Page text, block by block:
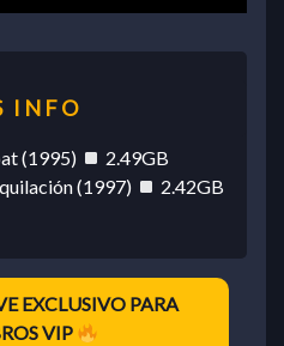
(1995)
2.49GB
(1997)
2.42GB
EXCLUSIVO PARA
VIP